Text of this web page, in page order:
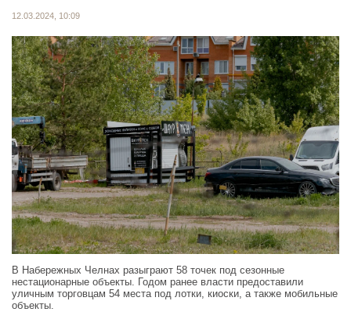
12.03.2024, 10:09
В Набережных Челнах разыграют 58 точек под сезонные
нестационарные объекты. Годом ранее власти предоставили
уличным торговцам 54 места под лотки, киоски, а также мобильные
объекты.